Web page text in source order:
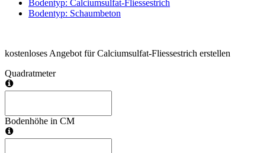
Bodentyp: Calciumsulfat-Fliessestrich
Bodentyp: Schaumbeton
kostenloses Angebot für Calciumsulfat-Fliessestrich erstellen
Quadratmeter
Bodenhöhe in CM